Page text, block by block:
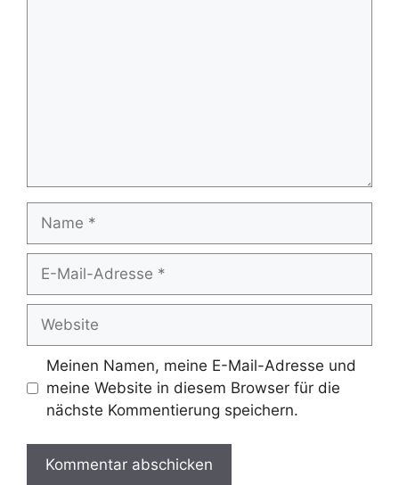
Mail-
Adresse
Meinen Namen, meine E-Mail-Adresse und
meine Website in diesem Browser für die
nächste Kommentierung speichern.